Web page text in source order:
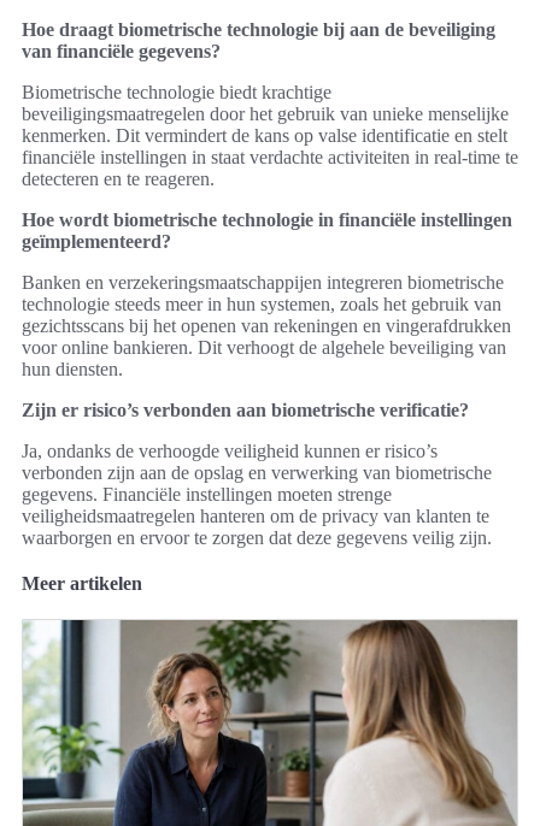
Hoe draagt biometrische technologie bij aan de beveiliging
van financiële gegevens?
Biometrische technologie biedt krachtige
beveiligingsmaatregelen door het gebruik van unieke menselijke
kenmerken. Dit vermindert de kans op valse identificatie en stelt
financiële instellingen in staat verdachte activiteiten in real-time te
detecteren en te reageren.
Hoe wordt biometrische technologie in financiële instellingen
geïmplementeerd?
Banken en verzekeringsmaatschappijen integreren biometrische
technologie steeds meer in hun systemen, zoals het gebruik van
gezichtsscans bij het openen van rekeningen en vingerafdrukken
voor online bankieren. Dit verhoogt de algehele beveiliging van
hun diensten.
Zijn er risico’s verbonden aan biometrische verificatie?
Ja, ondanks de verhoogde veiligheid kunnen er risico’s
verbonden zijn aan de opslag en verwerking van biometrische
gegevens. Financiële instellingen moeten strenge
veiligheidsmaatregelen hanteren om de privacy van klanten te
waarborgen en ervoor te zorgen dat deze gegevens veilig zijn.
Meer artikelen